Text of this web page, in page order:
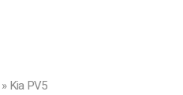
»Kia PV5